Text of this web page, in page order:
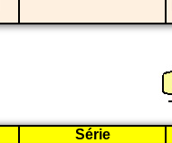
Série